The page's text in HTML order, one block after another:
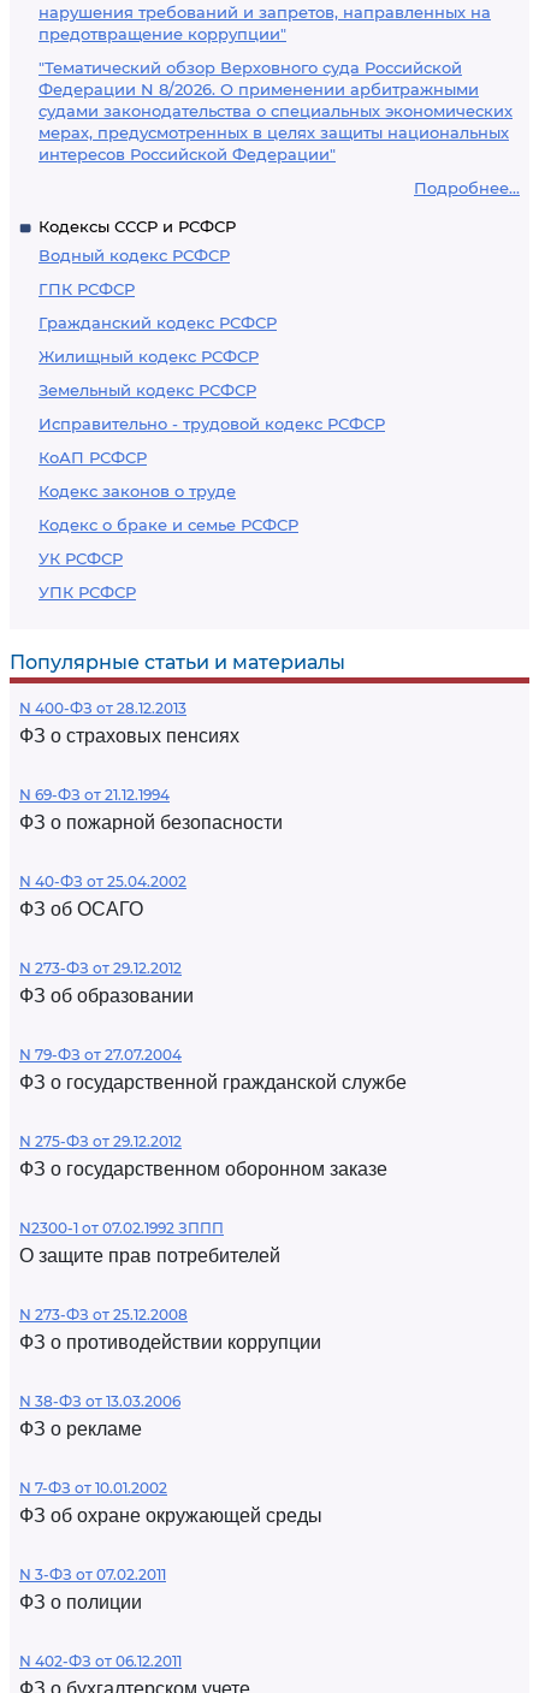
нарушения требований и запретов, направленных на
предотвращение коррупции"
"Тематический обзор Верховного суда Российской
Федерации N 8/2026. О применении арбитражными
судами законодательства о специальных экономических
мерах, предусмотренных в целях защиты национальных
интересов Российской Федерации"
Подробнее...
Кодексы СССР и РСФСР
Водный кодекс РСФСР
ГПК РСФСР
Гражданский кодекс РСФСР
Жилищный кодекс РСФСР
Земельный кодекс РСФСР
Исправительно - трудовой кодекс РСФСР
КоАП РСФСР
Кодекс законов о труде
Кодекс о браке и семье РСФСР
УК РСФСР
УПК РСФСР
Популярные статьи и материалы
N 400-ФЗ от 28.12.2013
ФЗ о страховых пенсиях
N 69-ФЗ от 21.12.1994
ФЗ о пожарной безопасности
N 40-ФЗ от 25.04.2002
ФЗ об ОСАГО
N 273-ФЗ от 29.12.2012
ФЗ об образовании
N 79-ФЗ от 27.07.2004
ФЗ о государственной гражданской службе
N 275-ФЗ от 29.12.2012
ФЗ о государственном оборонном заказе
N2300-1 от 07.02.1992 ЗППП
О защите прав потребителей
N 273-ФЗ от 25.12.2008
ФЗ о противодействии коррупции
N 38-ФЗ от 13.03.2006
ФЗ о рекламе
N 7-ФЗ от 10.01.2002
ФЗ об охране окружающей среды
N 3-ФЗ от 07.02.2011
ФЗ о полиции
N 402-ФЗ от 06.12.2011
ФЗ о бухгалтерском учете